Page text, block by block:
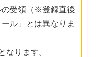
の受領（※登録直後
ル」とは異なりま
なります。